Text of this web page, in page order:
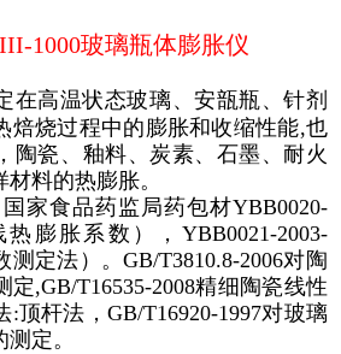
玻璃瓶体膨胀仪
在高温状态玻璃、安瓿瓶、针剂
焙烧过程中的膨胀和收缩性能,也
陶瓷、釉料、炭素、石墨、耐火
料的热膨胀。
家食品药监局药包材YBB0020-
热膨胀系数），YBB0021-2003-
测定法）。GB/T3810.8-2006对陶
,GB/T16535-2008精细陶瓷线性
顶杆法，GB/T16920-1997对玻璃
定。